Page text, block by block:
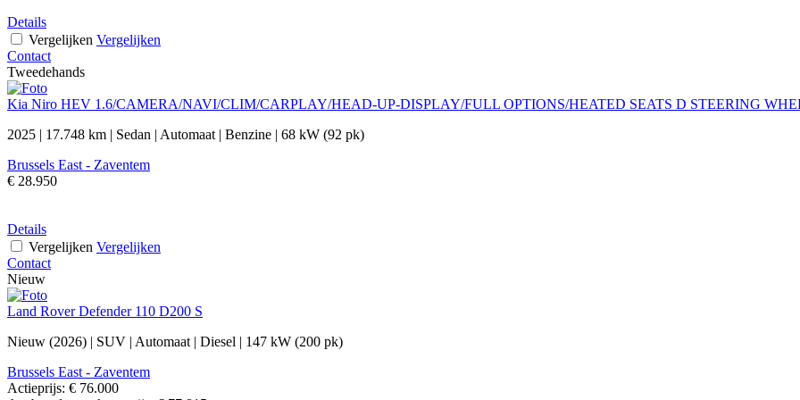
Details
Vergelijken Vergelijken
Contact
Tweedehands
Kia Niro HEV 1.6/CAMERA/NAVI/CLIM/CARPLAY/HEAD-UP-DISPLAY/FULL OPTIONS/HEATED SEATS D STEERING
2025 | 17.748 km | Sedan | Automaat | Benzine | 68 kW (92 pk)
Brussels East - Zaventem
€ 28.950
Details
Vergelijken Vergelijken
Contact
Nieuw
Land Rover Defender 110 D200 S
Nieuw (2026) | SUV | Automaat | Diesel | 147 kW (200 pk)
Brussels East - Zaventem
Actieprijs: € 76.000